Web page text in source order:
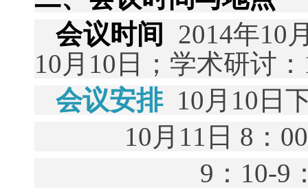
会议时间
2014年10
10 月 10 日 ；学术研讨：
会议安排 10 月 10 日
10 月11 日 8 ：
9 ： 10-9